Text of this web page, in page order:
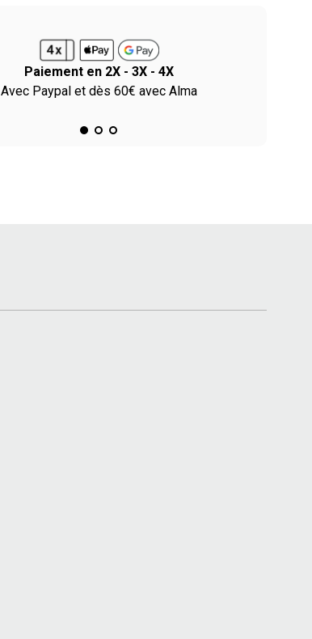
Paiement en 2X - 3X - 4X
Avec Paypal et dès 60€ avec Alma